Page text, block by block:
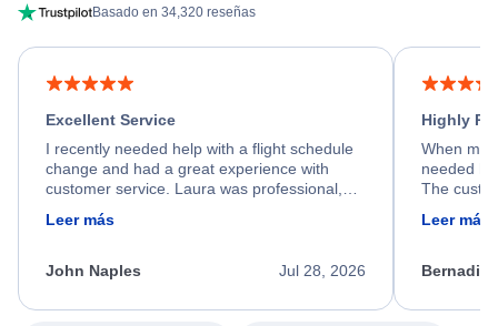
Basado en 34,320 reseñas
Excellent Service
I recently needed help with a flight schedule
change and had a great experience with
customer service. Laura was professional,
friendly, and very helpful throughout the
process. She quickly found a solution and
appreciate her excellent service.
Leer más
Jul 28, 2026
John Naples
Highly
When my
needed
The
calm,
my issue.
Leer más